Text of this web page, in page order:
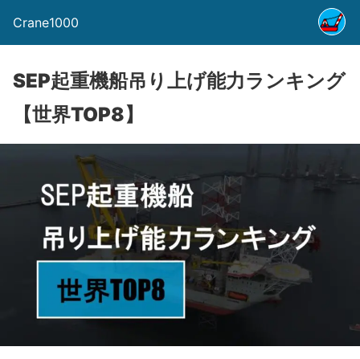
Crane1000
SEP起重機船吊り上げ能力ランキング
【世界TOP8】